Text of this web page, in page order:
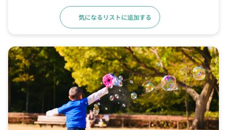
気になるリストに追加する